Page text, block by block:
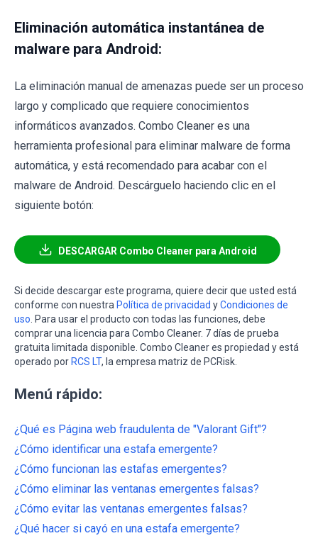
Eliminación automática instantánea de
malware para Android:
La eliminación manual de amenazas puede ser un proceso
largo y complicado que requiere conocimientos
informáticos avanzados. Combo Cleaner es una
herramienta profesional para eliminar malware de forma
automática, y está recomendado para acabar con el
malware de Android. Descárguelo haciendo clic en el
siguiente botón:
DESCARGAR Combo Cleaner para Android
Si decide descargar este programa, quiere decir que usted está
conforme con nuestra Política de privacidad yCondiciones de
uso . Para usar el producto con todas las funciones, debe
comprar una licencia para Combo Cleaner. 7 días de prueba
gratuita limitada disponible. Combo Cleaner es propiedad y está
operado por RCS LT, la empresa matriz de PCRisk.
Menú rápido:
¿Qué es Página web fraudulenta de "Valorant Gift"?
¿Cómo identificar una estafa emergente?
¿Cómo funcionan las estafas emergentes?
¿Cómo eliminar las ventanas emergentes falsas?
¿Cómo evitar las ventanas emergentes falsas?
¿Qué hacer si cayó en una estafa emergente?